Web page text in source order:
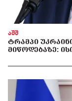
აშშ
ᲢᲠᲐᲛᲞᲘ
ᲛᲘᲬᲝᲓᲔᲑᲐᲖᲔ: